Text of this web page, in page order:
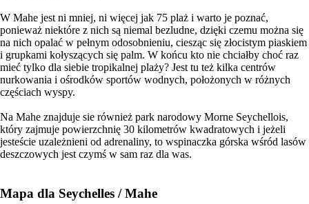
W Mahe jest ni mniej, ni więcej jak 75 plaż i warto je poznać,
ponieważ niektóre z nich są niemal bezludne, dzięki czemu można się
na nich opalać w pełnym odosobnieniu, ciesząc się złocistym piaskiem
i grupkami kołyszących się palm. W końcu kto nie chciałby choć raz
mieć tylko dla siebie tropikalnej plaży? Jest tu też kilka centrów
nurkowania i ośrodków sportów wodnych, położonych w różnych
częściach wyspy.
Na Mahe znajduje sie również park narodowy Morne Seychellois,
który zajmuje powierzchnię 30 kilometrów kwadratowych i jeżeli
jesteście uzależnieni od adrenaliny, to wspinaczka górska wśród lasów
deszczowych jest czymś w sam raz dla was.
Mapa dla Seychelles / Mahe